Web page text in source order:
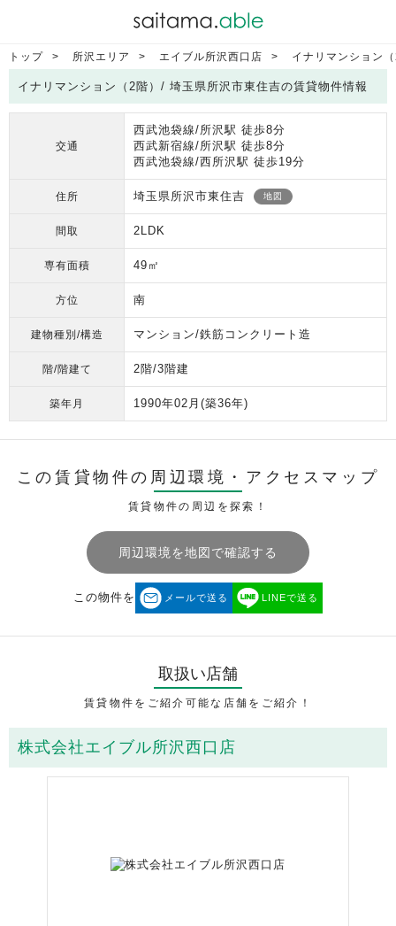
トップ 所沢エリア エイブル所沢西口店 イナリマンション
イナリマンション（2階）/ 埼玉県所沢市東住吉の賃貸物件情報
交通
西武池袋線/所沢駅 徒歩8分
西武新宿線/所沢駅 徒歩8分
西武池袋線/西所沢駅 徒歩19分
住所 埼玉県所沢市東住吉 地図
間取 2LDK
専有面積 49㎡
方位 南
建物種別/構造 マンション/鉄筋コンクリート造
階/階建て 2階/3階建
築年月 1990年02月 (築36年)
この賃貸物件の周辺環境・ アクセスマップ
賃貸物件の周辺を探索！
周辺環境を地図で確認する
この物件を メールで送る LINEで送る
取扱い店舗
賃貸物件をご紹介可能な店舗をご紹介！
株式会社エイブル所沢西口店